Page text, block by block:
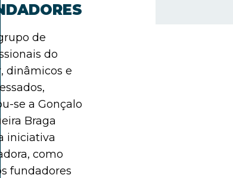
de
do
dinâmicos e
se a Gonçalo
Braga
iniciativa
como
fundadores